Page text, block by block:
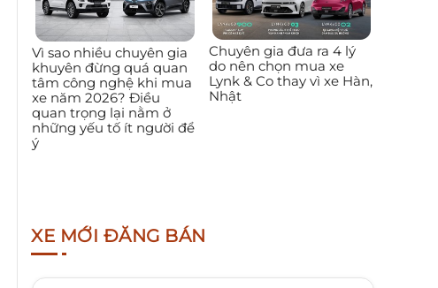
Vì sao nhiều chuyên gia
khuyên đừng quá quan
tâm công nghệ khi mua
xe năm 2026? Điều
quan trọng lại nằm ở
những yếu tố ít người để
ý
Chuyên gia đưa ra 4 lý
do nên chọn mua xe
Lynk & Co thay vì xe Hàn,
Nhật
XE MỚI ĐĂNG BÁN